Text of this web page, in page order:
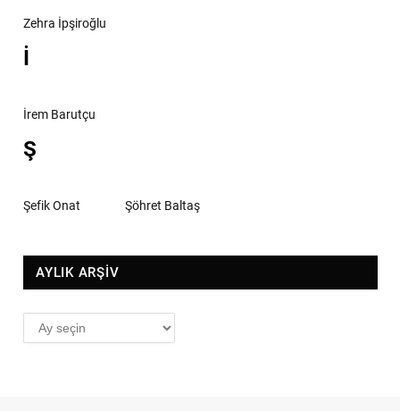
Zehra İpşiroğlu
İ
İrem Barutçu
Ş
Şefik Onat Şöhret Baltaş
AYLIK ARŞİV
AYLIK
ARŞİV